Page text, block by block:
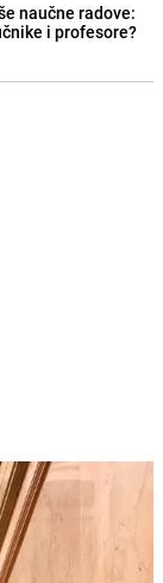
naučne radove:
i profesore?